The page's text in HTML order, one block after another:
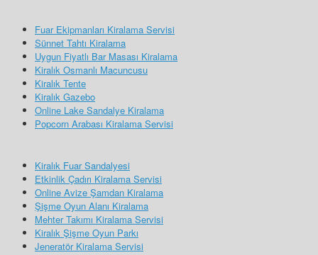
Fuar Ekipmanları Kiralama Servisi
Sünnet Tahtı Kiralama
Uygun Fiyatlı Bar Masası Kiralama
Kiralık Osmanlı Macuncusu
Kiralık Tente
Kiralık Gazebo
Online Lake Sandalye Kiralama
Popcorn Arabası Kiralama Servisi
Kiralık Fuar Sandalyesi
Etkinlik Çadırı Kiralama Servisi
Online Avize Şamdan Kiralama
Şişme Oyun Alanı Kiralama
Mehter Takımı Kiralama Servisi
Kiralık Şişme Oyun Parkı
Jeneratör Kiralama Servisi